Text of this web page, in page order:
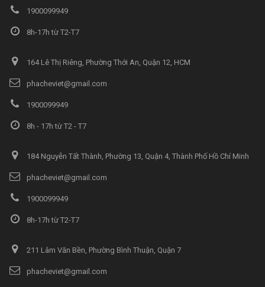
1900099949
8h-17h từ T2-T7
164 Lê Thị Riêng, Phường Thới An, Quận 12, HCM
phacheviet@gmail.com
1900099949
8h - 17h từ T2 - T7
184 Nguyễn Tất Thành, Phường 13, Quận 4, Thành Phố Hồ Chí Minh
phacheviet@gmail.com
1900099949
8h-17h từ T2-T7
211 Lâm Văn Bền, Phường Bình Thuận, Quận 7
phacheviet@gmail.com